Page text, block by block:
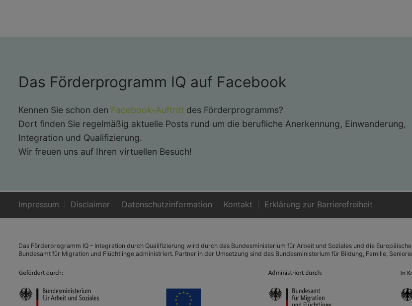
Das Förderprogramm IQ auf Facebook
Kennen Sie schon den Facebook-Auftritt des Förderprogramms?
Dort finden Sie regelmäßig aktuelle Posts rund um die berufliche Anerkennung, Einwanderung,
Integration und Qualifizierung.
Wir freuen uns auf Ihren virtuellen Besuch!
Impressum Disclaimer Datenschutzinformation Kontakt Er­klä­rung zur Bar­rie­re­frei­heit
Das Förderprogramm IQ – Integration durch Qualifizierung wird durch das Bundesministerium für Arbeit und Soziales und die
Bundesamt für Migration und Flüchtlinge administriert. Partner in der Umsetzung sind das Bundesministerium für Bildung, Familie,